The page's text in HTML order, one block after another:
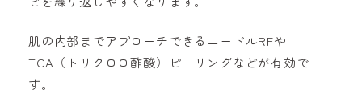
肌の内部までアプローチできるニードルRFや
TCA（トリクロロ酢酸）ピーリングなどが有効で
す。